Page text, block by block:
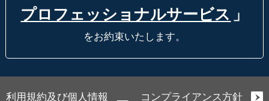
プロフェッショナルサービス 」
をお約束いたします。
利用規約及び個人情報 コンプライアンス方針